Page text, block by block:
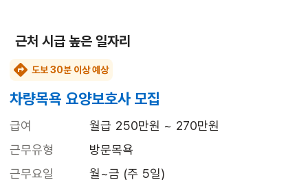
근처 시급 높은 일자리
도보 30분 이상 예상
차량목욕 요양보호사 모집
급여
월급 250만원 ~ 270만원
근무유형
방문목욕
근무요일
월~금 (주 5일)